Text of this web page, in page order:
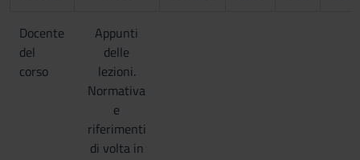
Docente
del
corso
Appunti
delle
lezioni.
Normativa
e
riferimenti
di volta in